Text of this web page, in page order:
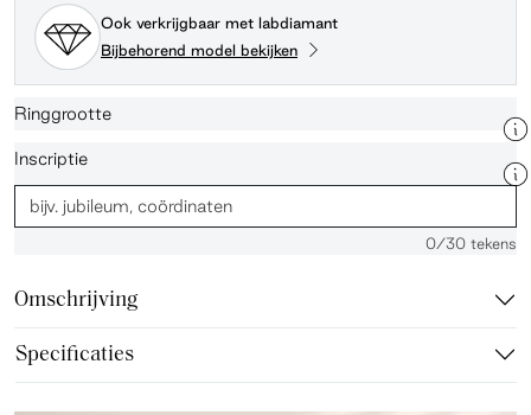
Ook verkrijgbaar met labdiamant
Bijbehorend model bekijken
Ringgrootte
Inscriptie
0/30 tekens
Omschrijving
Specificaties